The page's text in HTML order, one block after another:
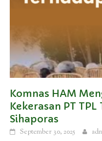
Komnas HAM
Kekerasan PT
Sihaporas
September 30, 2025